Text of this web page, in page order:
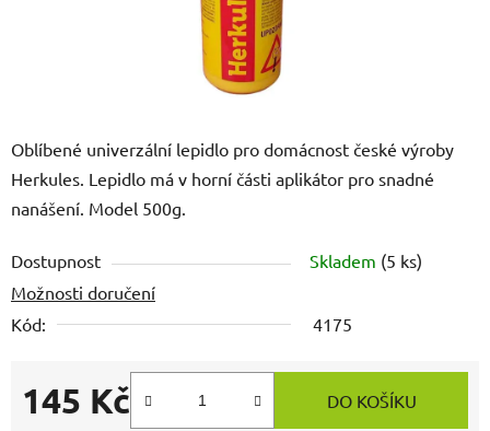
Oblíbené univerzální lepidlo pro domácnost české výroby
Herkules. Lepidlo má v horní části aplikátor pro snadné
nanášení. Model 500g.
Dostupnost Skladem (5 ks)
Možnosti doručení
Kód:
4175
145 Kč DO KOŠÍKU